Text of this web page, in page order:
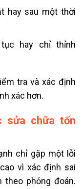
hay sau một thời
hay chỉ thỉnh
tra và xác định
xác hơn.
sửa chữa tốn
chỉ gặp một lỗi
vì xác định sai
theo phỏng đoán.